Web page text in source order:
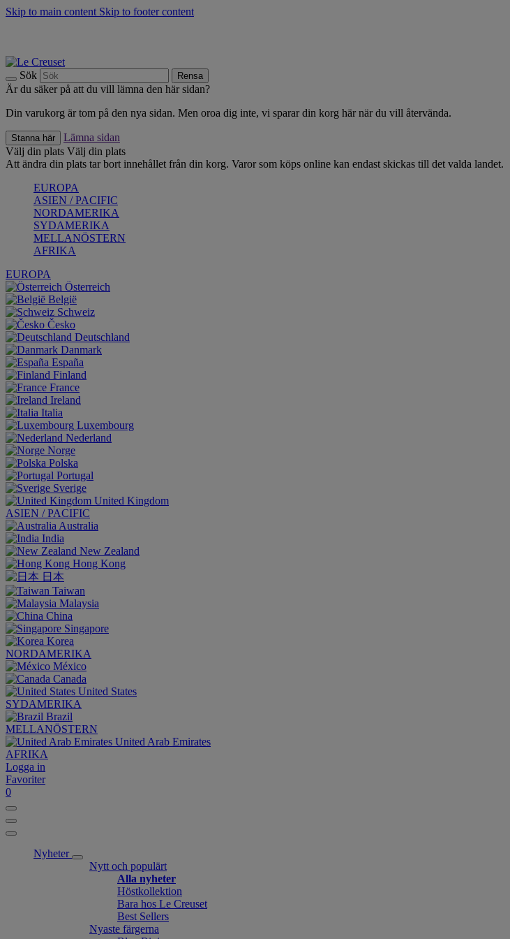
Skip to main content Skip to footer content
Sök Rensa
Är du säker på att du vill lämna den här sidan?
Din varukorg är tom på den nya sidan. Men oroa dig inte, vi sparar din korg här när du vill återvända.
Stanna här
Lämna sidan
Välj din plats Välj din plats
Att ändra din plats tar bort innehållet från din korg. Varor som köps online kan endast skickas till det valda landet.
EUROPA
ASIEN / PACIFIC
NORDAMERIKA
SYDAMERIKA
MELLANÖSTERN
AFRIKA
EUROPA
Österreich
België
Schweiz
Česko
Deutschland
Danmark
España
Finland
France
Ireland
Italia
Luxembourg
Nederland
Norge
Polska
Portugal
Sverige
United Kingdom
ASIEN / PACIFIC
Australia
India
New Zealand
Hong Kong
日本
Taiwan
Malaysia
China
Singapore
Korea
NORDAMERIKA
México
Canada
United States
SYDAMERIKA
Brazil
MELLANÖSTERN
United Arab Emirates
AFRIKA
Logga in
Favoriter
0
Nyheter
Nytt och populärt
Alla nyheter
Höstkollektion
Bara hos Le Creuset
Best Sellers
Nyaste färgerna